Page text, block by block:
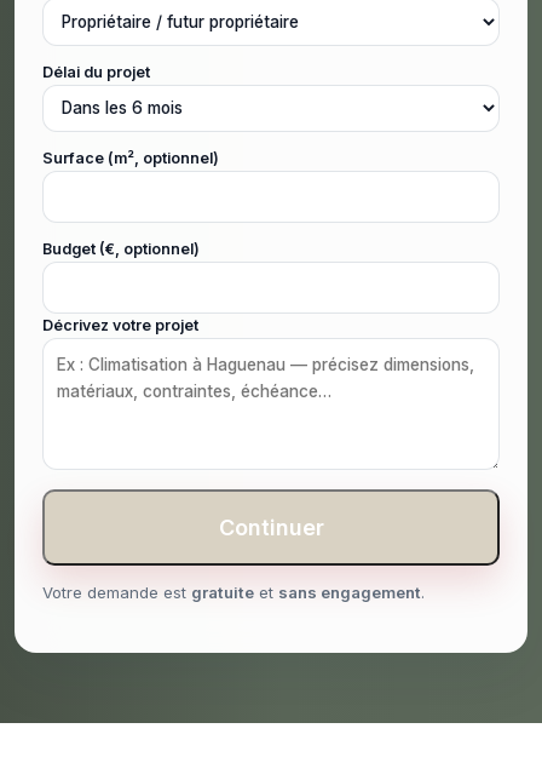
Délai du projet
Surface (m², optionnel)
Budget (€, optionnel)
Décrivez votre projet
Continuer
Votre demande est gratuite et sans engagement.